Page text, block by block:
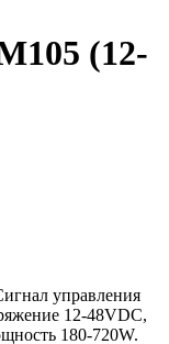
(12-
управления
12-48VDC,
180-720W.